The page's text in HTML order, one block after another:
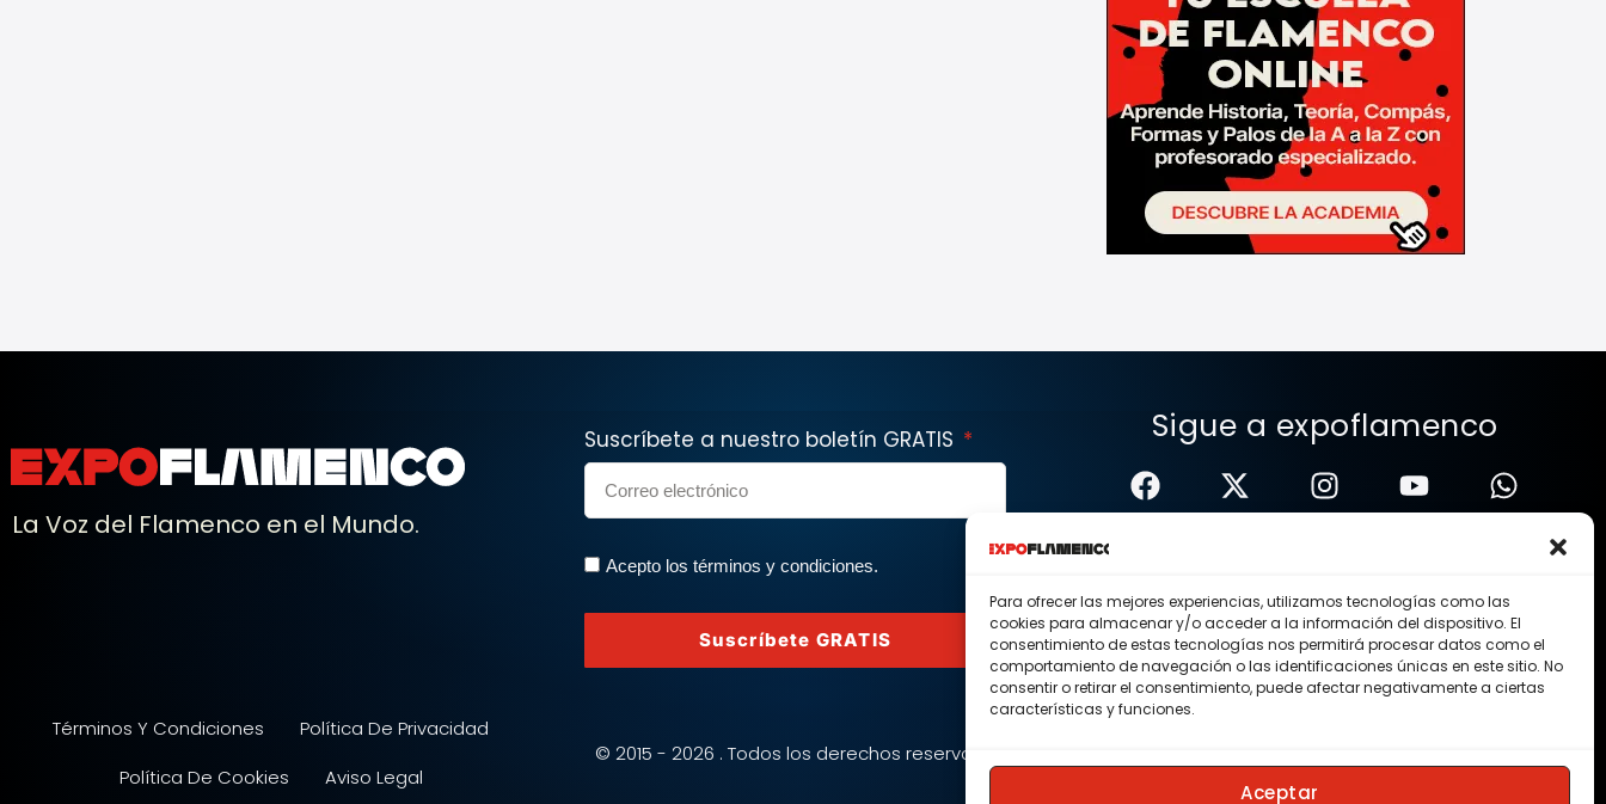
Para ofrecer las mejores experiencias, utilizamos tecnologías como las
cookies para almacenar y/o acceder a la información del dispositivo. El
consentimiento de estas tecnologías nos permitirá procesar datos como el
comportamiento de navegación o las identificaciones únicas en este sitio. No
consentir o retirar el consentimiento, puede afectar negativamente a ciertas
características y funciones.
Aceptar
La Voz del Flamenco en el Mundo.
Suscríbete a nuestro boletín GRATIS
Acepto los términos y condiciones.
Suscríbete GRATIS
Sigue a expoflamenco
Términos Y Condiciones
Política De Privacidad
Política De Cookies
Aviso Legal
© 2015 - 2026 . Todos los derechos reservados.